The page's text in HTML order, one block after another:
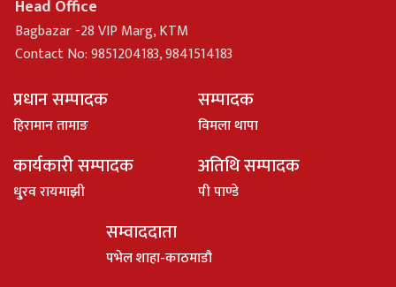
Head Office
Bagbazar -28 VIP Marg, KTM
Contact No: 9851204183, 9841514183
प्रधान सम्पादक
हिरामान तामाङ
सम्पादक
विमला थापा
कार्यकारी सम्पादक
धु्रव रायमाझी
अतिथि सम्पादक
पी पाण्डे
सम्वाददाता
पभेल शाहा-काठमाडौ